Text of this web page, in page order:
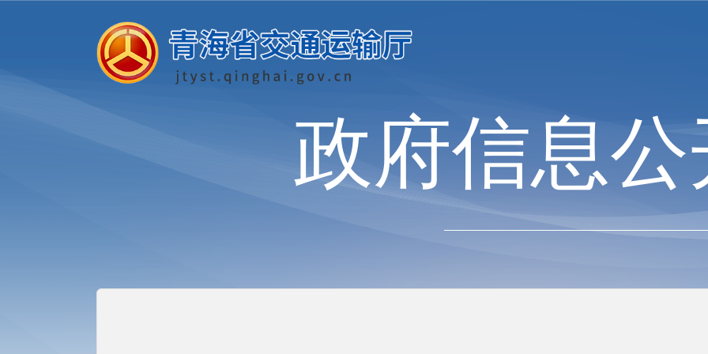
政府信息公